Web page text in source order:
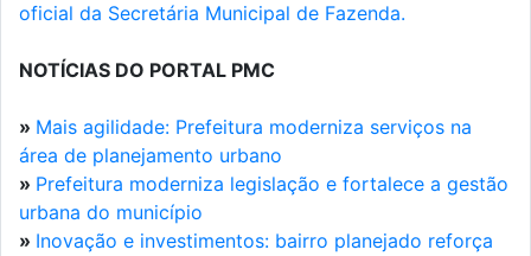
oficial da Secretária Municipal de Fazenda.
NOTÍCIAS DO PORTAL PMC
» Mais agilidade: Prefeitura moderniza serviços na
área de planejamento urbano
» Prefeitura moderniza legislação e fortalece a gestão
urbana do município
» Inovação e investimentos: bairro planejado reforça